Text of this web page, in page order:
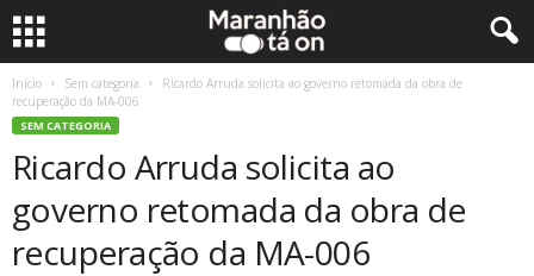
Início Sem categoria
Ricardo Arruda solicita ao governo retomada da obra de
recuperação da MA-006
SEM CATEGORIA
Ricardo Arruda solicita ao
governo retomada da obra de
recuperação da MA-006